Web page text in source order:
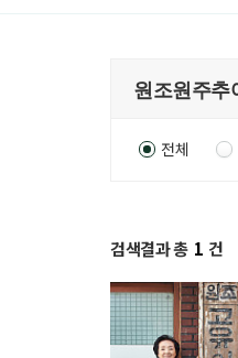
전체
검색결과 총 1 건